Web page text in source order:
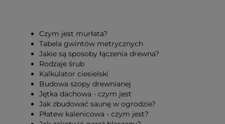
Czym jest murłata?
Tabela gwintów metrycznych
Jakie są sposoby łączenia drewna?
Rodzaje śrub
Kalkulator ciesielski
Budowa szopy drewnianej
Jętka dachowa - czym jest
Jak zbudować saunę w ogrodzie?
Płatew kalenicowa - czym jest?